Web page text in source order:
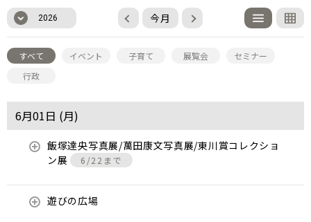
2026 今月
すべて イベント 子育て 展覧会
セミナー
行政
6月01日 (月)
飯塚達央写真展/萬田康文写真展/東川賞コレクショ
ン展
6/22まで
遊びの広場